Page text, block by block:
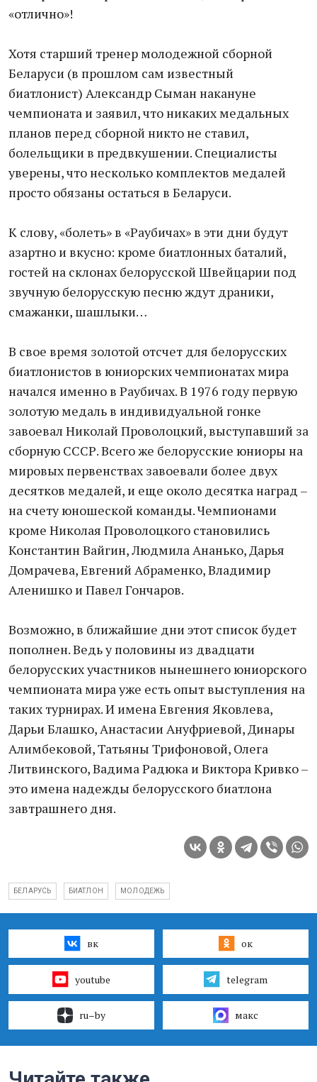
«отлично»!
Хотя старший тренер молодежной сборной
Беларуси (в прошлом сам известный
биатлонист) Александр Сыман накануне
чемпионата и заявил, что никаких медальных
планов перед сборной никто не ставил,
болельщики в предвкушении. Специалисты
уверены, что несколько комплектов медалей
просто обязаны остаться в Беларуси.
К слову, «болеть» в «Раубичах» в эти дни будут
азартно и вкусно: кроме биатлонных баталий,
гостей на склонах белорусской Швейцарии под
звучную белорусскую песню ждут драники,
смажанки, шашлыки…
В свое время золотой отсчет для белорусских
биатлонистов в юниорских чемпионатах мира
начался именно в Раубичах. В 1976 году первую
золотую медаль в индивидуальной гонке
завоевал Николай Проволоцкий, выступавший за
сборную СССР. Всего же белорусские юниоры на
мировых первенствах завоевали более двух
десятков медалей, и еще около десятка наград –
на счету юношеской команды. Чемпионами
кроме Николая Проволоцкого становились
Константин Вайгин, Людмила Ананько, Дарья
Домрачева, Евгений Абраменко, Владимир
Аленишко и Павел Гончаров.
Возможно, в ближайшие дни этот список будет
пополнен. Ведь у половины из двадцати
белорусских участников нынешнего юниорского
чемпионата мира уже есть опыт выступления на
таких турнирах. И имена Евгения Яковлева,
Дарьи Блашко, Анастасии Ануфриевой, Динары
Алимбековой, Татьяны Трифоновой, Олега
Литвинского, Вадима Радюка и Виктора Кривко –
это имена надежды белорусского биатлона
завтрашнего дня.
БЕЛАРУСЬ БИАТЛОН МОЛОДЕЖЬ
вк ок
youtube telegram
ru–by макс